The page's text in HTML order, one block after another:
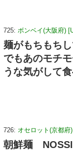
725: ボンベイ(大阪府)
麺がもちもち
でもあのモチ
うな気がして
726: オセロット(京都府
朝鮮麺